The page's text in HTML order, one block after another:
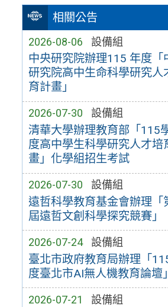
相關公告
2026-08-06 設備組
中央研究院辦理115 年度「
研究院高中生命科學研究人
育計畫」
2026-07-30 設備組
清華大學辦理教育部「115
度高中學生科學研究人才培
畫」化學組招生考試
2026-07-30 設備組
遠哲科學教育基金會辦理「
屆遠哲文創科學探究競賽」
2026-07-24 設備組
臺北市政府教育局辦理「
度臺北市AI無人機教育論壇」
2026-07-21 設備組